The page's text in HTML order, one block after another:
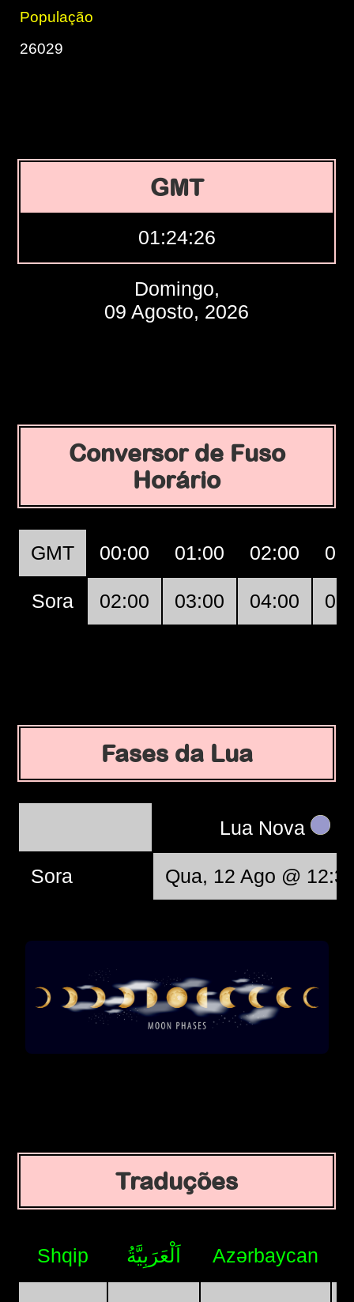
População
26029
GMT
01:24:27
Domingo,
09 Agosto, 2026
Conversor de Fuso
Horário
GMT 00:00 01:00 02:00
Sora 02:00 03:00 04:00
Fases da Lua
Lua Nova
Sora Qua, 12 Ago @
Traduções
Shqip اَلْعَرَبِيَّةُ Azərbaycan